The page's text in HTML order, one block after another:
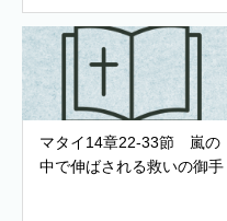
マタイ14章22-33節 嵐の
中で伸ばされる救いの御手